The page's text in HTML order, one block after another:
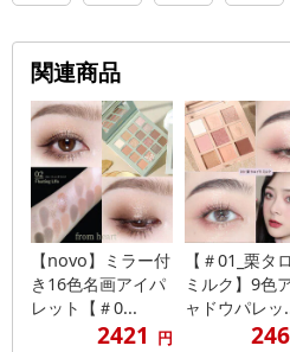
関連商品
【novo】ミラー付
き16色名画アイパ
レット【＃0...
2421 円
【＃01_栗タ
ミルク】9色
ャドウパレッ